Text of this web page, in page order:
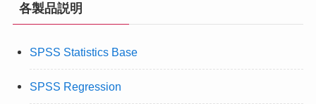
各製品説明
SPSS Statistics Base
SPSS Regression